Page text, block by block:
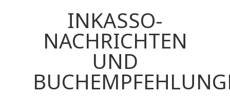
INKASSO-
NACHRICHTEN
UND